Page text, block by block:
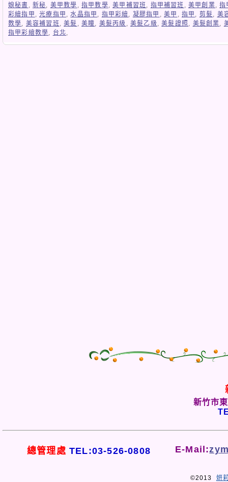
娘秘書 ,新秘, 美甲教學 ,指甲教學,美甲補習班 , 指甲補習班 ,美甲創業,指
彩繪指甲 ,光療指甲 ,水晶指甲 , 指甲彩繪, 凝膠指甲 ,美甲 , 指甲 , 剪髮, 美
教學, 美容補習班 ,美髮 ,美瞳, 美髮丙級 ,美髮乙級 ,美髮證照 , 美髮創業,
指甲彩繪教學, 台北,
新竹市
總管理處 TEL:03-526-0808 E-Mail:
©2013 妍